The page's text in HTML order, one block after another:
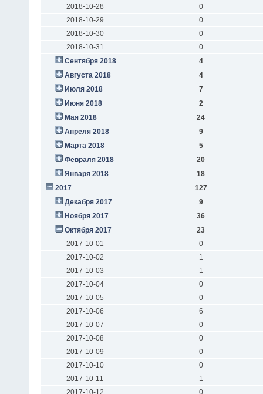
2018-10-28
0
2018-10-29
0
2018-10-30
0
2018-10-31
0
Сентября 2018
4
Августа 2018
4
Июля 2018
7
Июня 2018
2
Мая 2018
24
Апреля 2018
9
Марта 2018
5
Февраля 2018
20
Января 2018
18
2017
127
Декабря 2017
9
Ноября 2017
36
Октября 2017
23
2017-10-01
0
2017-10-02
1
2017-10-03
1
2017-10-04
0
2017-10-05
0
2017-10-06
6
2017-10-07
0
2017-10-08
0
2017-10-09
0
2017-10-10
0
2017-10-11
1
2017-10-12
0